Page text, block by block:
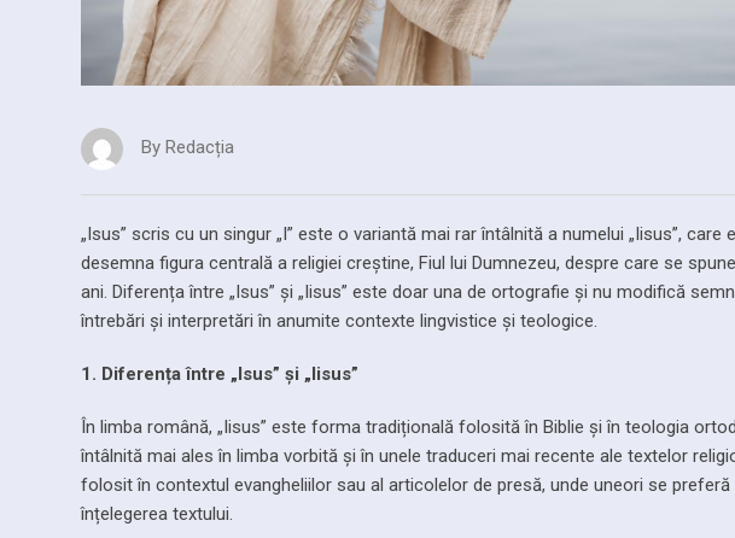
By Redacția
„Isus” scris cu un singur „I” este o variantă mai rar întâlnită a numelui „Iisus”,
desemna figura centrală a religiei creștine, Fiul lui Dumnezeu, despre care se
ani. Diferența între „Isus” și „Iisus” este doar una de ortografie și nu modifică
întrebări și interpretări în anumite contexte lingvistice și teologice.
1. Diferența între „Isus” și „Iisus”
În limba română, „Iisus” este forma tradițională folosită în Biblie și în teologia
întâlnită mai ales în limba vorbită și în unele traduceri mai recente ale textelor
folosit în contextul evangheliilor sau al articolelor de presă, unde uneori se
înțelegerea textului.